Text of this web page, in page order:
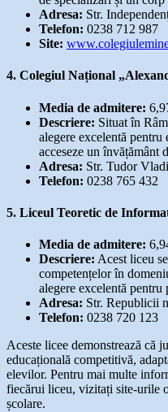
Adresa: Str.
Telefon: 0238 712 987
Site:
4. Colegiul Național
Media de admitere:
Descriere: Situat în
alegere excelentă
acceseze un învățământ
Adresa: Str. Tudor
Telefon: 0238 765 432
5. Liceul Teoretic de
Media de admitere:
Descriere: Acest liceu
competențelor în
alegere excelentă pentru
Adresa: Str. Republicii
Telefon: 0238 720 123
Aceste licee demonstrează că
educațională competitivă,
elevilor. Pentru mai multe
fiecărui liceu, vizitați site-urile
școlare.